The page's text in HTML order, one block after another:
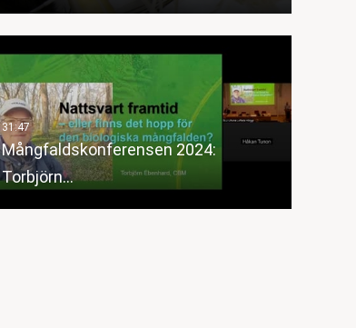
Mångfaldskonferensen 2024:
Torbjörn…